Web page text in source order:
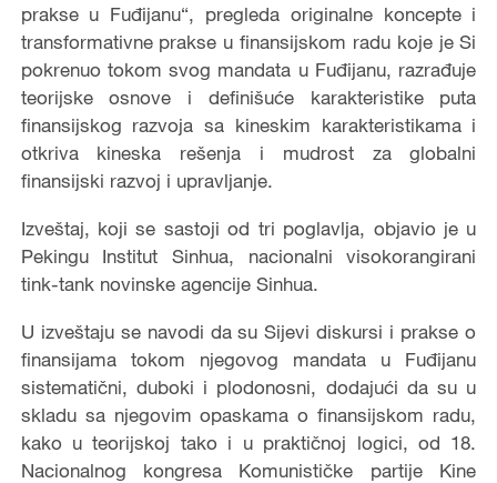
prakse u Fuđijanu“, pregleda originalne koncepte i
transformativne prakse u finansijskom radu koje je Si
pokrenuo tokom svog mandata u Fuđijanu, razrađuje
teorijske osnove i definišuće karakteristike puta
finansijskog razvoja sa kineskim karakteristikama i
otkriva kineska rešenja i mudrost za globalni
finansijski razvoj i upravljanje.
Izveštaj, koji se sastoji od tri poglavlja, objavio je u
Pekingu Institut Sinhua, nacionalni visokorangirani
tink-tank novinske agencije Sinhua.
U izveštaju se navodi da su Sijevi diskursi i prakse o
finansijama tokom njegovog mandata u Fuđijanu
sistematični, duboki i plodonosni, dodajući da su u
skladu sa njegovim opaskama o finansijskom radu,
kako u teorijskoj tako i u praktičnoj logici, od 18.
Nacionalnog kongresa Komunističke partije Kine